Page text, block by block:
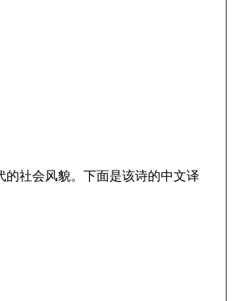
的社会风貌。下面是该诗的中文译